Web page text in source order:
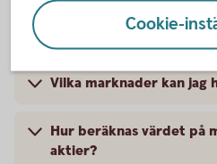
Hur beräknas
Vilka marknader kan jag
Hur beräknas värdet på
aktier?
Cookie-